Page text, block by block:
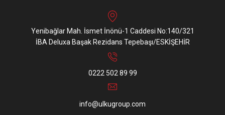
Yenibağlar Mah. İsmet İnönü-1 Caddesi No:140/321
İBA Deluxa Başak Rezidans Tepebaşı/ESKİŞEHİR
0222 502 89 99
info@ulkugroup.com